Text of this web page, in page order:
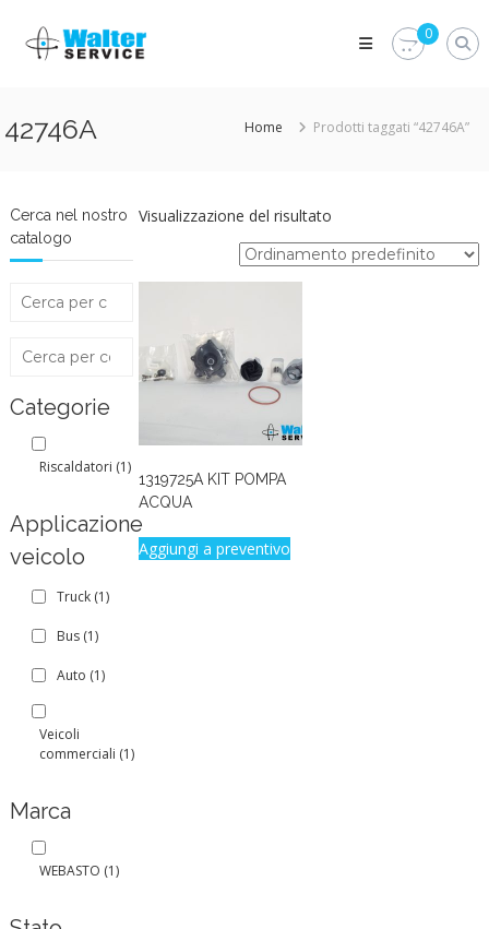
content
Walter
Service
parti
veicolo?
Vieni
Srl
0
42746A Home Prodotti taggati “42746A”
Visualizzazione del risultato
1319725A KIT POMPA
ACQUA
Aggiungi a preventivo
Cerca nel nostro
catalogo
Categorie
Riscaldatori (1)
Applicazione
veicolo
Truck (1)
Bus (1)
Auto (1)
Veicoli
commerciali (1)
Marca
WEBASTO (1)